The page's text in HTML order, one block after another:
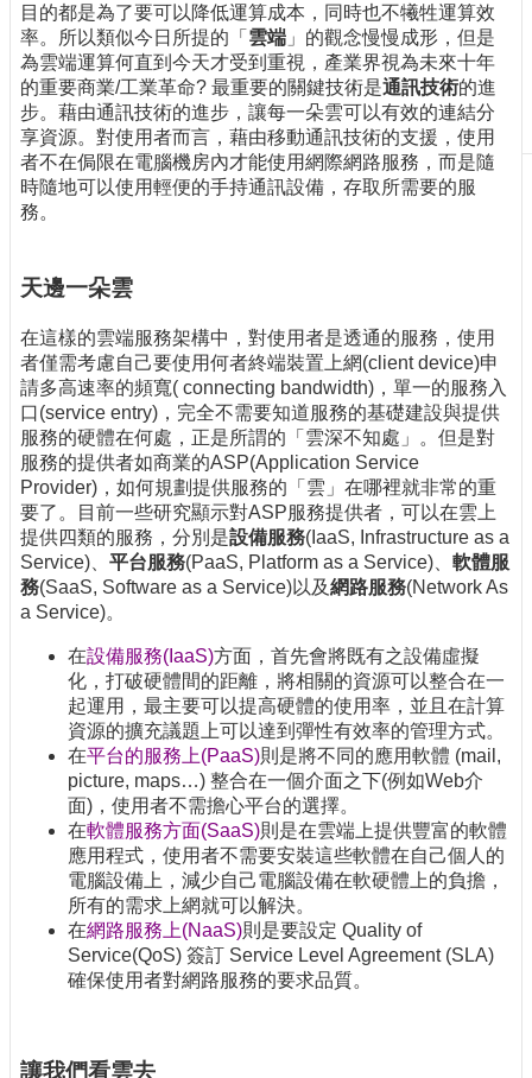
版
刊
物
校
務
服
務
報
導
技
術
論
壇
產
業
專
欄
目的都是為了要可以降低運算成本，同時也不犧牲運算效
率。所以類似今日所提的「 雲端 」的觀念慢慢成形，但是
為雲端運算何直到今天才受到重視，產業界視為未來十年
的重要商業/工業革命? 最重要的關鍵技術是通訊技術的進
步。藉由通訊技術的進步，讓每一朵雲可以有效的連結分
享資源。對使用者而言，藉由移動通訊技術的支援，使用
者不在侷限在電腦機房內才能使用網際網路服務，而是隨
時隨地可以使用輕便的手持通訊設備，存取所需要的服
務。
天邊一朵雲
在這樣的雲端服務架構中，對使用者是透通的服務，使用
者僅需考慮自己要使用何者終端裝置上網(client device)申
請多高速率的頻寬( connecting bandwidth)，單一的服務入
口(service entry)，完全不需要知道服務的基礎建設與提供
服務的硬體在何處，正是所謂的「雲深不知處」。但是對
服務的提供者如商業的ASP(Application Service
Provider)，如何規劃提供服務的「雲」在哪裡就非常的重
要了。目前一些研究顯示對ASP服務提供者，可以在雲上
提供四類的服務，分別是設備服務(IaaS, Infrastructure as a
Service)、 平台服務(PaaS, Platform as a Service)、 軟體服
務(SaaS, Software as a Service)以及網路服務(Network As
a Service)。
在設備服務(IaaS)方面，首先會將既有之設備虛擬
化，打破硬體間的距離，將相關的資源可以整合在一
起運用，最主要可以提高硬體的使用率，並且在計算
資源的擴充議題上可以達到彈性有效率的管理方式。
在平台的服務上(PaaS)則是將不同的應用軟體 (mail,
picture, maps…) 整合在一個介面之下(例如Web介
面)，使用者不需擔心平台的選擇。
在軟體服務方面(SaaS)則是在雲端上提供豐富的軟體
應用程式，使用者不需要安裝這些軟體在自己個人的
電腦設備上，減少自己電腦設備在軟硬體上的負擔，
所有的需求上網就可以解決。
在網路服務上(NaaS)則是要設定 Quality of
Service(QoS) 簽訂 Service Level Agreement (SLA)
確保使用者對網路服務的要求品質。
讓我們看雲去